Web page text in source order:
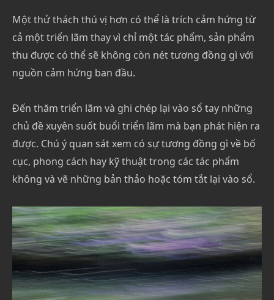
Một thử thách thú vị hơn có thể là trích cảm hứng từ
cả một triển lãm thay vì chỉ một tác phẩm, sản phẩm
thu được có thể sẽ không còn nét tương đồng gì với
nguồn cảm hứng ban đầu.
Đến thăm triển lãm và ghi chép lại vào sổ tay những
chủ đề xuyên suốt buổi triển lãm mà bạn phát hiện ra
được. Chú ý quan sát xem có sự tương đồng gì về bố
cục, phong cách hay kỹ thuật trong các tác phẩm
không và vẽ những bản thảo hoặc tóm tắt lại vào sổ.